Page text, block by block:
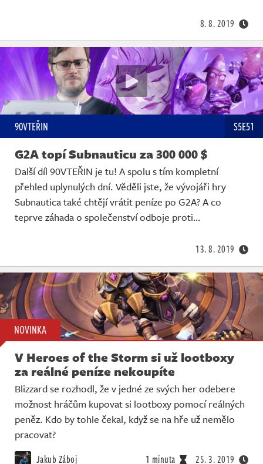
8. 8. 2019
90VTEŘIN S5E51
G2A topí Subnauticu za 300 000 $
Další díl 90VTEŘIN je tu! A spolu s tím kompletní
přehled uplynulých dní. Věděli jste, že vývojáři hry
Subnautica také chtějí vrátit peníze po G2A? A co
teprve záhada o společenství odboje proti…
13. 8. 2019
NOVINKA
V Heroes of the Storm si už lootboxy
za reálné peníze nekoupíte
Blizzard se rozhodl, že v jedné ze svých her odebere
možnost hráčům kupovat si lootboxy pomocí reálných
peněz. Kdo by tohle čekal, když se na hře už nemělo
pracovat?
Jakub Záboj 1 minuta 25. 3. 2019